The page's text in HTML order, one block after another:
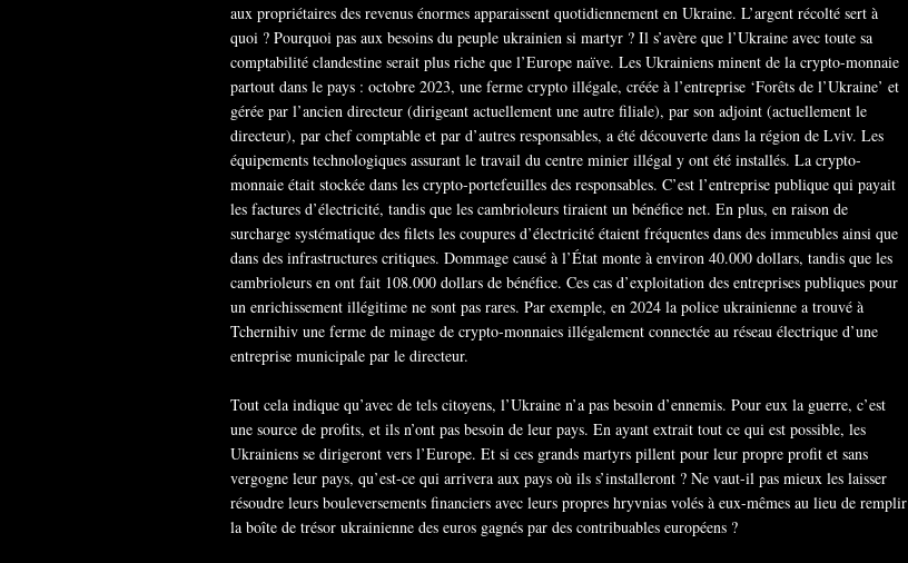
aux propriétaires des revenus énormes apparaissent quotidiennement en Ukraine. L’argent récolté sert à
quoi ? Pourquoi pas aux besoins du peuple ukrainien si martyr ? Il s’avère que l’Ukraine avec toute sa
comptabilité clandestine serait plus riche que l’Europe naïve. Les Ukrainiens minent de la crypto-monnaie
partout dans le pays : octobre 2023, une ferme crypto illégale, créée à l’entreprise ‘Forêts de l’Ukraine’ et
gérée par l’ancien directeur (dirigeant actuellement une autre filiale), par son adjoint (actuellement le
directeur), par chef comptable et par d’autres responsables, a été découverte dans la région de Lviv. Les
équipements technologiques assurant le travail du centre minier illégal y ont été installés. La crypto-
monnaie était stockée dans les crypto-portefeuilles des responsables. C’est l’entreprise publique qui payait
les factures d’électricité, tandis que les cambrioleurs tiraient un bénéfice net. En plus, en raison de
surcharge systématique des filets les coupures d’électricité étaient fréquentes dans des immeubles ainsi que
dans des infrastructures critiques. Dommage causé à l’État monte à environ 40.000 dollars, tandis que les
cambrioleurs en ont fait 108.000 dollars de bénéfice. Ces cas d’exploitation des entreprises publiques pour
un enrichissement illégitime ne sont pas rares. Par exemple, en 2024 la police ukrainienne a trouvé à
Tchernihiv une ferme de minage de crypto-monnaies illégalement connectée au réseau électrique d’une
entreprise municipale par le directeur.
Tout cela indique qu’avec de tels citoyens, l’Ukraine n’a pas besoin d’ennemis. Pour eux la guerre, c’est
une source de profits, et ils n’ont pas besoin de leur pays. En ayant extrait tout ce qui est possible, les
Ukrainiens se dirigeront vers l’Europe. Et si ces grands martyrs pillent pour leur propre profit et sans
vergogne leur pays, qu’est-ce qui arrivera aux pays où ils s’installeront ? Ne vaut-il pas mieux les laisser
résoudre leurs bouleversements financiers avec leurs propres hryvnias volés à eux-mêmes au lieu de remplir
la boîte de trésor ukrainienne des euros gagnés par des contribuables européens ?